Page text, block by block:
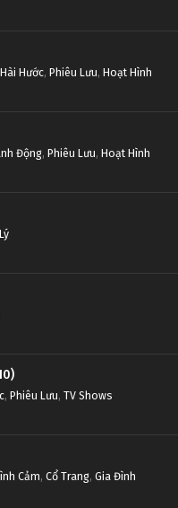
Hài Hước, Phiêu Lưu, Hoạt Hình
Động, Phiêu Lưu, Hoạt Hình
, Phiêu Lưu, TV Shows
Cảm, Cổ Trang, Gia Đình